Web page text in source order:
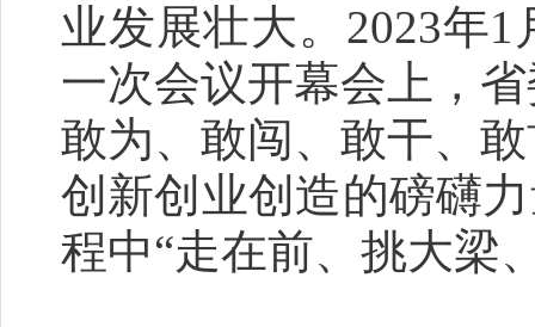
业发展壮大。2023年
一次会议开幕会上，
敢为、敢闯、敢干、
创新创业创造的磅礴
程中“走在前、挑大梁